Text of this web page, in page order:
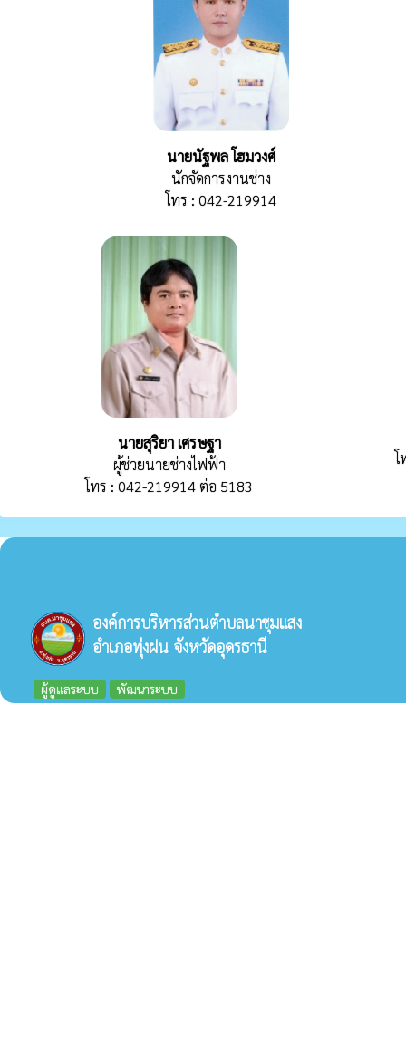
นายนัฐพล โฮมวงศ์
นักจัดการงานช่าง
โทร : 042-219914
นายสุริยา เศรษฐา
ผู้ช่วยนายช่างไฟฟ้า
โทร : 042-219914 ต่อ 5183
องค์การบริหารส่วนตำบลนาชุมแสง
อำเภอทุ่งฝน จังหวัดอุดรธานี
ผู้ดูแลระบบ พัฒนาระบบ